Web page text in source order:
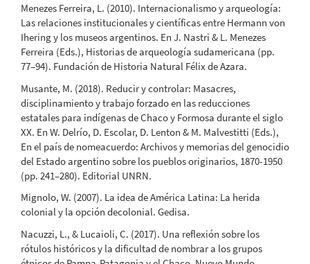
Menezes Ferreira, L. (2010). Internacionalismo y arqueología:
Las relaciones institucionales y científicas entre Hermann von
Ihering y los museos argentinos. En J. Nastri & L. Menezes
Ferreira (Eds.), Historias de arqueología sudamericana (pp.
77–94). Fundación de Historia Natural Félix de Azara.
Musante, M. (2018). Reducir y controlar: Masacres,
disciplinamiento y trabajo forzado en las reducciones
estatales para indígenas de Chaco y Formosa durante el siglo
XX. En W. Delrío, D. Escolar, D. Lenton & M. Malvestitti (Eds.),
En el país de nomeacuerdo: Archivos y memorias del genocidio
del Estado argentino sobre los pueblos originarios, 1870-1950
(pp. 241–280). Editorial UNRN.
Mignolo, W. (2007). La idea de América Latina: La herida
colonial y la opción decolonial. Gedisa.
Nacuzzi, L., & Lucaioli, C. (2017). Una reflexión sobre los
rótulos históricos y la dificultad de nombrar a los grupos